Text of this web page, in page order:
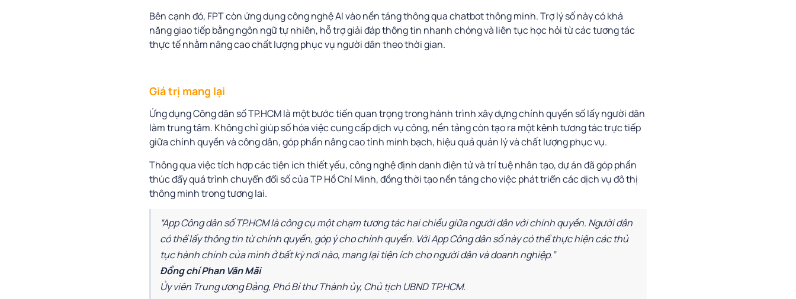
Bên cạnh đó, FPT còn ứng dụng công nghệ AI vào nền tảng thông qua chatbot thông minh. Trợ lý số này có khả
năng giao tiếp bằng ngôn ngữ tự nhiên, hỗ trợ giải đáp thông tin nhanh chóng và liên tục học hỏi từ các tương tác
thực tế nhằm nâng cao chất lượng phục vụ người dân theo thời gian.
Giá trị mang lại
Ứng dụng Công dân số TP.HCM là một bước tiến quan trọng trong hành trình xây dựng chính quyền số lấy người dân
làm trung tâm. Không chỉ giúp số hóa việc cung cấp dịch vụ công, nền tảng còn tạo ra một kênh tương tác trực tiếp
giữa chính quyền và công dân, góp phần nâng cao tính minh bạch, hiệu quả quản lý và chất lượng phục vụ.
Thông qua việc tích hợp các tiện ích thiết yếu, công nghệ định danh điện tử và trí tuệ nhân tạo, dự án đã góp phần
thúc đẩy quá trình chuyển đổi số của TP Hồ Chí Minh, đồng thời tạo nền tảng cho việc phát triển các dịch vụ đô thị
thông minh trong tương lai.
“App Công dân số TP.HCM là công cụ một chạm tương tác hai chiều giữa người dân với chính quyền. Người dân
có thể lấy thông tin từ chính quyền, góp ý cho chính quyền. Với App Công dân số này có thể thực hiện các thủ
tục hành chính của mình ở bất kỳ nơi nào, mang lại tiện ích cho người dân và doanh nghiệp.”
Đồng chí Phan Văn Mãi
Ủy viên Trung ương Đảng, Phó Bí thư Thành ủy, Chủ tịch UBND TP.HCM.